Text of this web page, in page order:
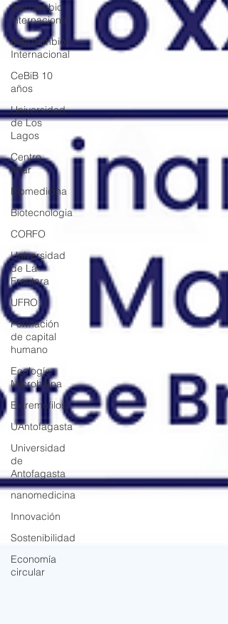
Inercambio
internacional
Intercambio
Internacional
CeBiB 10
años
Universidad
de Los
Lagos
Centro
Imar
Biomedicina
Biotecnologia
CORFO
Universidad
de La
Frontera
UFRO
Formación
de capital
humano
Ecología
Microbiana
Extremófilos
UAntofagasta
Universidad
de
Antofagasta
nanomedicina
Innovación
Sostenibilidad
Economía
circular